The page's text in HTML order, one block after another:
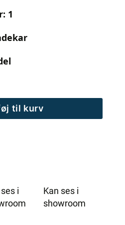
1
til kurv
i
Kan ses i
showroom